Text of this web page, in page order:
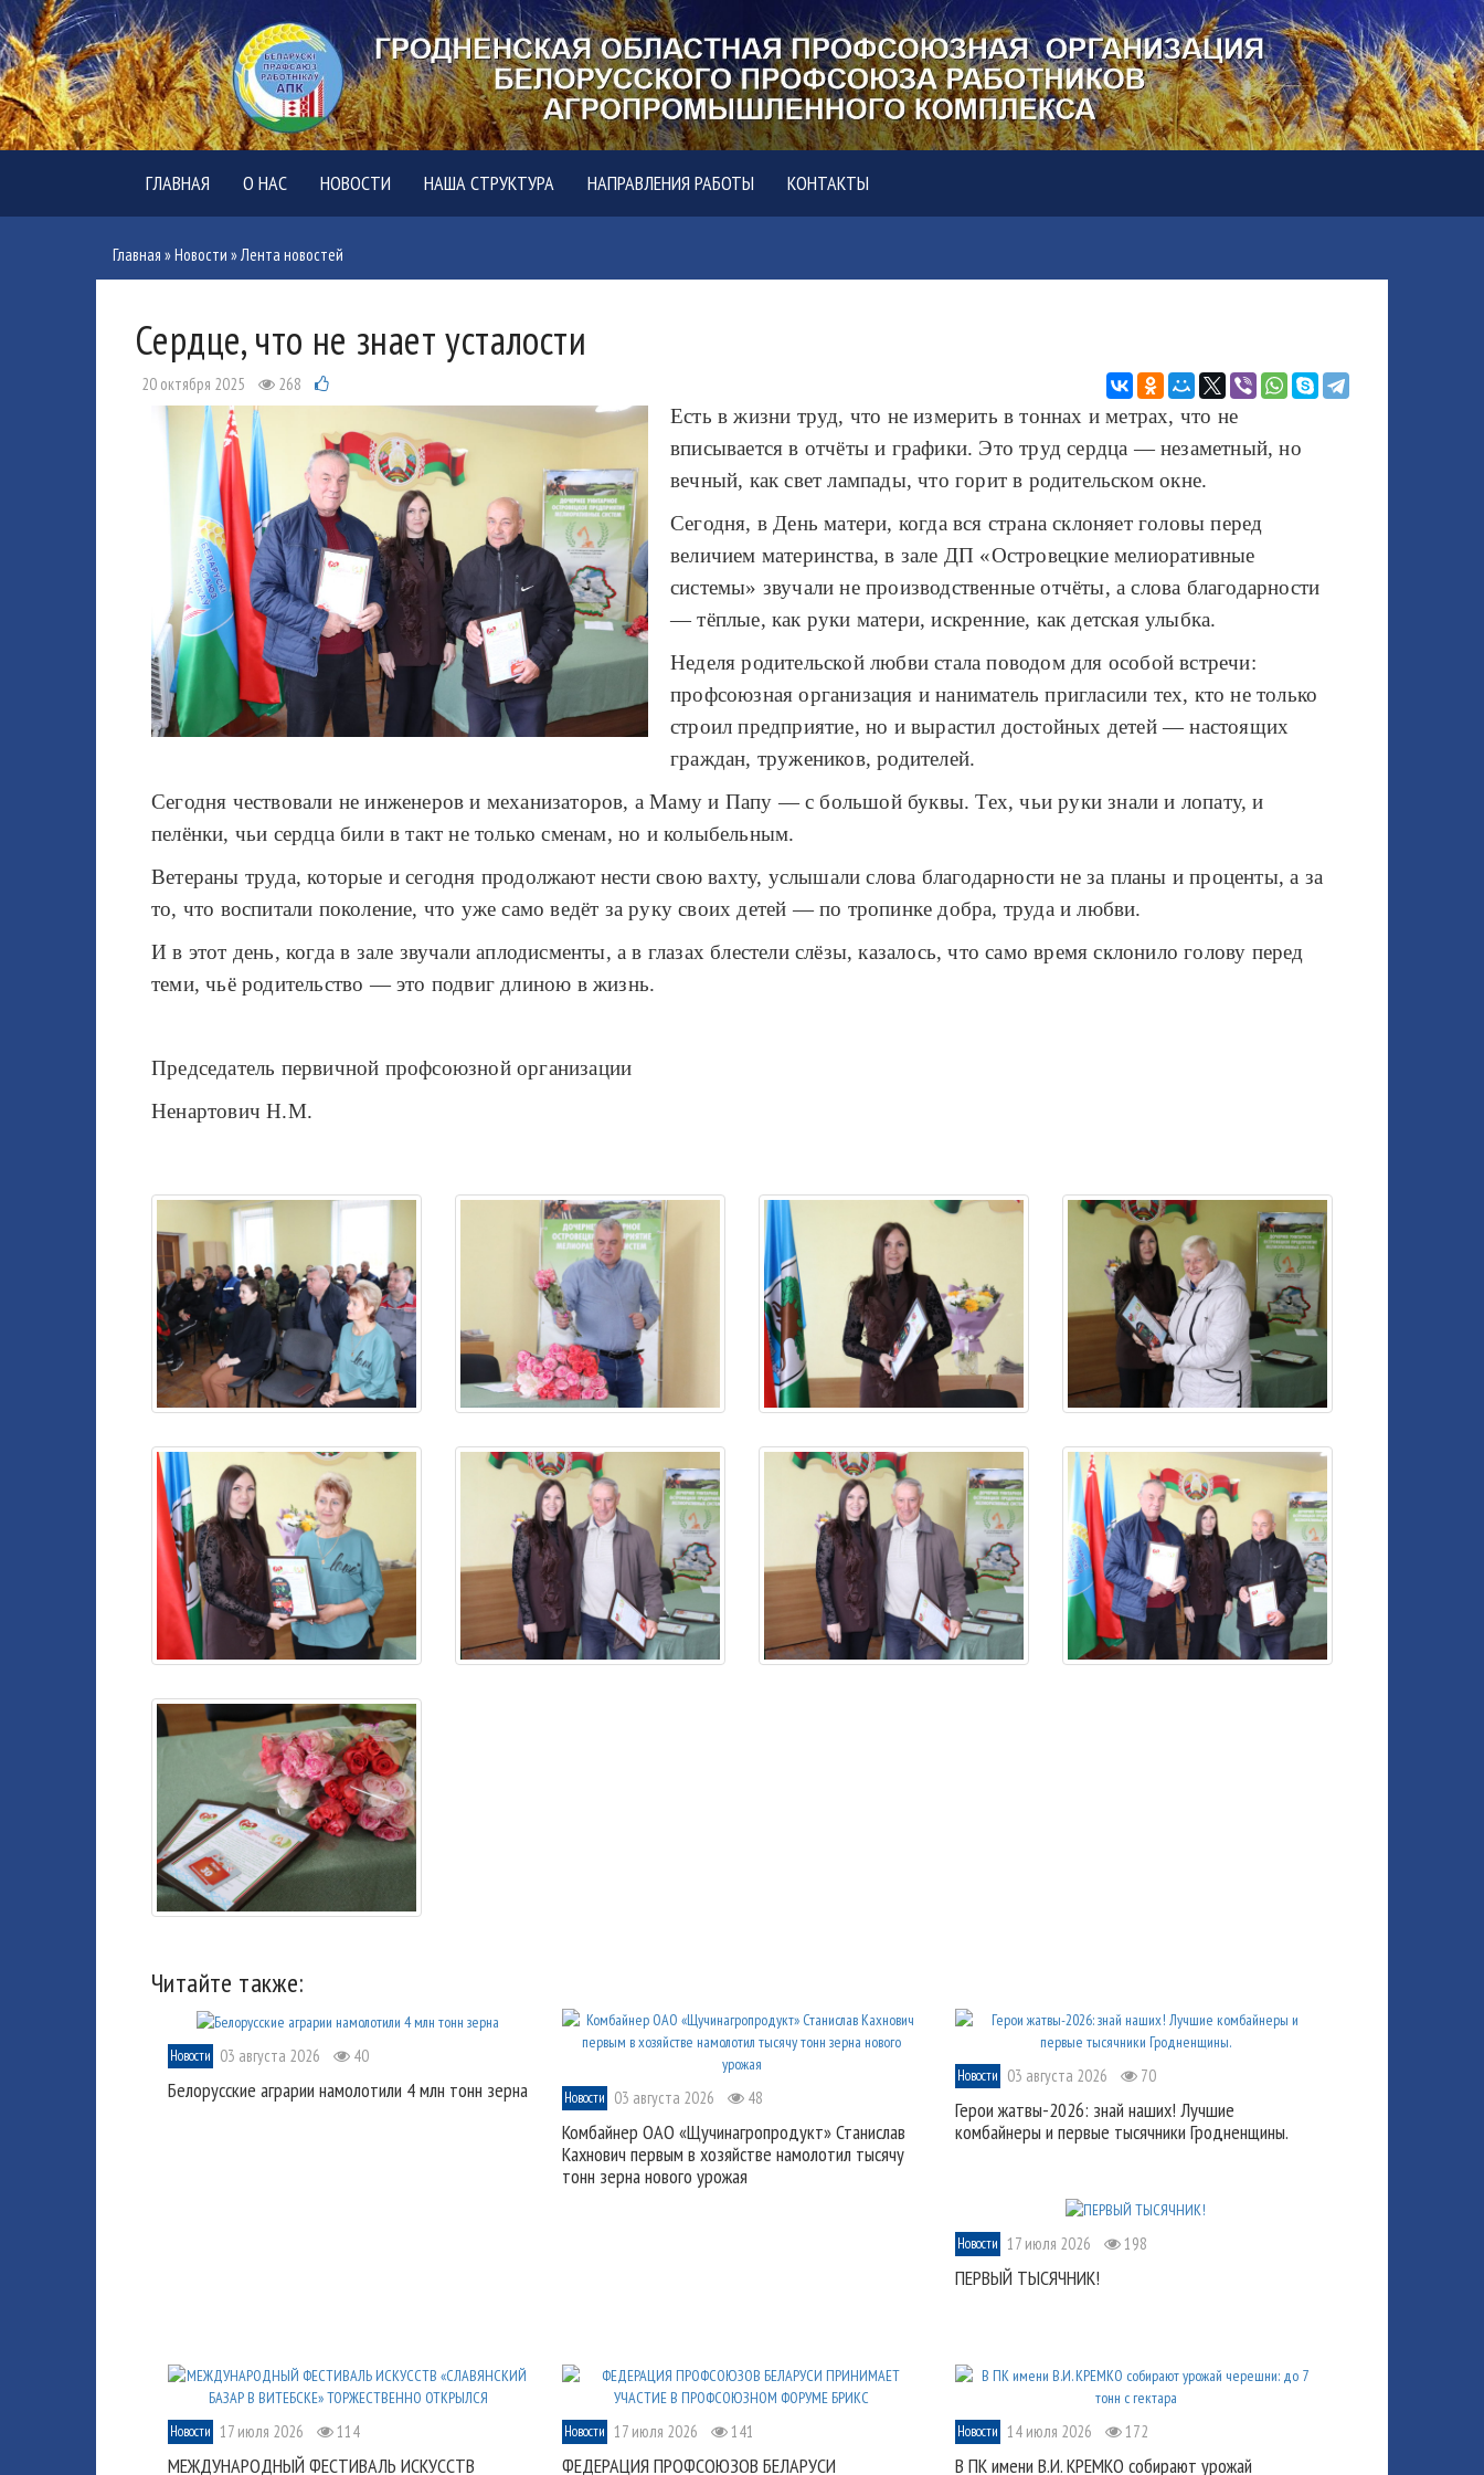
ГЛАВНАЯ О НАС НОВОСТИ НАША СТРУКТУРА НАПРАВЛЕНИЯ РАБОТЫ КОНТАКТЫ
Главная »Новости »Лента новостей
Сердце, что не знает усталости
20 октября 2025 268
Есть в жизни труд, что не измерить в тоннах и метрах, что не
вписывается в отчёты и графики. Это труд сердца — незаметный, но
вечный, как свет лампады, что горит в родительском окне.
Сегодня, в День матери, когда вся страна склоняет головы перед
величием материнства, в зале ДП «Островецкие мелиоративные
системы» звучали не производственные отчёты, а слова благодарности
— тёплые, как руки матери, искренние, как детская улыбка.
Неделя родительской любви стала поводом для особой встречи:
профсоюзная организация и наниматель пригласили тех, кто не только
строил предприятие, но и вырастил достойных детей — настоящих
граждан, тружеников, родителей.
Сегодня чествовали не инженеров и механизаторов, а Маму и Папу — с большой буквы. Тех, чьи руки знали и лопату, и
пелёнки, чьи сердца били в такт не только сменам, но и колыбельным.
Ветераны труда, которые и сегодня продолжают нести свою вахту, услышали слова благодарности не за планы и проценты, а за
то, что воспитали поколение, что уже само ведёт за руку своих детей — по тропинке добра, труда и любви.
И в этот день, когда в зале звучали аплодисменты, а в глазах блестели слёзы, казалось, что само время склонило голову перед
теми, чьё родительство — это подвиг длиною в жизнь.
Председатель первичной профсоюзной организации
Ненартович Н.М.
Читайте также:
Новости 03 августа 2026 40
Белорусские аграрии намолотили 4 млн тонн зерна Новости 03 августа 2026 48
Комбайнер ОАО «Щучинагропродукт» Станислав
Кахнович первым в хозяйстве намолотил тысячу
тонн зерна нового урожая
Новости 03 августа 2026 70
Герои жатвы-2026: знай наших! Лучшие
комбайнеры и первые тысячники Гродненщины.
Новости 17 июля 2026 198
ПЕРВЫЙ ТЫСЯЧНИК!
Новости 17 июля 2026 114
МЕЖДУНАРОДНЫЙ ФЕСТИВАЛЬ ИСКУССТВ
Новости 17 июля 2026 141
ФЕДЕРАЦИЯ ПРОФСОЮЗОВ БЕЛАРУСИ
Новости 14 июля 2026 172
В ПК имени В.И. КРЕМКО собирают урожай